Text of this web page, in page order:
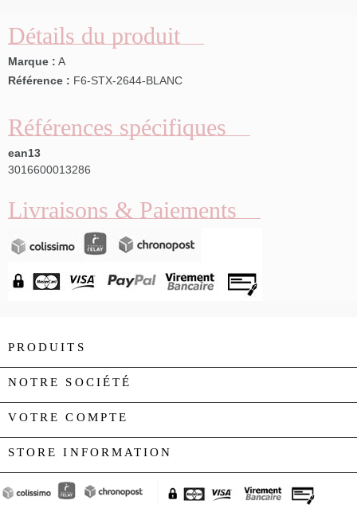
Détails du produit
Marque : A
Référence : F6-STX-2644-BLANC
Références spécifiques
ean13
3016600013286
Livraisons & Paiements
PRODUITS
NOTRE SOCIÉTÉ
VOTRE COMPTE
STORE INFORMATION